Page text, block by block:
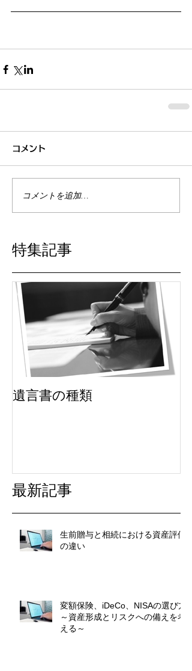
コメント
コメントを追加…
特集記事
遺言書の種類
最新記事
生前贈与と相続における資産評価
の違い
変額保険、iDeCo、NISAの選び方
～資産形成とリスクへの備えを考
える～